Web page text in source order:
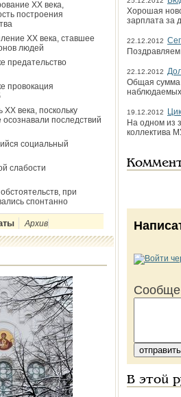
ХХ века,
построения
ХХ века, ставшее
людей
предательство
провокация
ХХ века, поскольку
последствий
социальный
слабости
при
спонтанно
Архив
Хорошая
зарплата за
22.12.2012
22.12.2012
Общая сумма
наблюдаемых
19.12.2012
На одном из
коллектива
В этой